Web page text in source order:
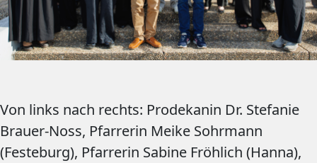
Von links nach rechts: Prodekanin Dr. Stefanie
Brauer-Noss, Pfarrerin Meike Sohrmann
(Festeburg), Pfarrerin Sabine Fröhlich (Hanna),